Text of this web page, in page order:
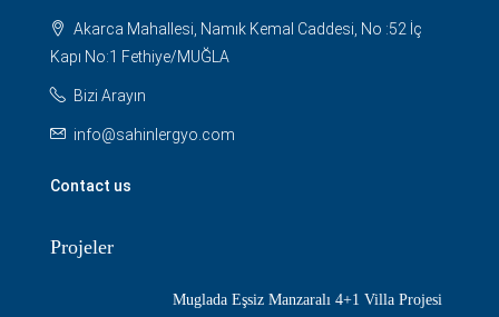
Akarca Mahallesi, Namık Kemal Caddesi, No :52 İç
Kapı No:1 Fethiye/MUĞLA
Bizi Arayın
info@sahinlergyo.com
Contact us
Projeler
Muglada Eşsiz Manzaralı 4+1 Villa Projesi